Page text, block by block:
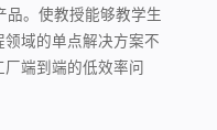
。使教授能够教学生
域的单点解决方案不
端到端的低效率问